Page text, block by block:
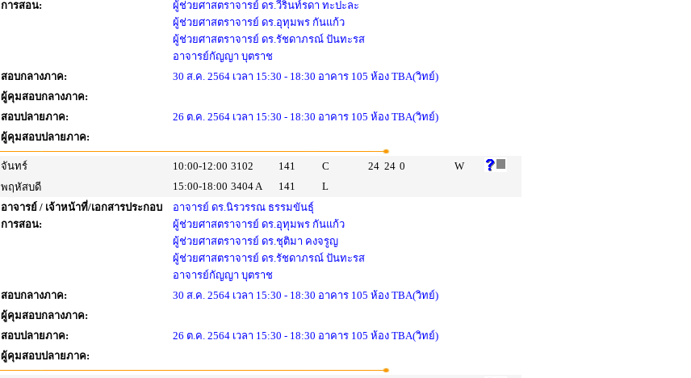
การสอน:
ผู้ช่วยศาสตราจารย์ ดร.วีรินท์รดา ทะปะละ
ผู้ช่วยศาสตราจารย์ ดร.อุทุมพร กันแก้ว
ผู้ช่วยศาสตราจารย์ ดร.รัชดาภรณ์ ปันทะรส
อาจารย์กัญญา บุตราช
สอบกลางภาค:
30 ส.ค. 2564 เวลา 15:30 - 18:30 อาคาร 105 ห้อง TBA(วิทย์)
ผู้คุมสอบกลางภาค:
สอบปลายภาค:
26 ต.ค. 2564 เวลา 15:30 - 18:30 อาคาร 105 ห้อง TBA(วิทย์)
ผู้คุมสอบปลายภาค:
จันทร์ 10:00-12:00 3102 141 C 24 24 0
W
พฤหัสบดี
15:00-18:00 3404 A 141
L
อาจารย์ / เจ้าหน้าที่/เอกสารประกอบ
การสอน:
อาจารย์ ดร.นิรวรรณ ธรรมขันธุ์
ผู้ช่วยศาสตราจารย์ ดร.อุทุมพร กันแก้ว
ผู้ช่วยศาสตราจารย์ ดร.ชุติมา คงจรูญ
ผู้ช่วยศาสตราจารย์ ดร.รัชดาภรณ์ ปันทะรส
อาจารย์กัญญา บุตราช
สอบกลางภาค:
30 ส.ค. 2564 เวลา 15:30 - 18:30 อาคาร 105 ห้อง TBA(วิทย์)
ผู้คุมสอบกลางภาค:
สอบปลายภาค:
26 ต.ค. 2564 เวลา 15:30 - 18:30 อาคาร 105 ห้อง TBA(วิทย์)
ผู้คุมสอบปลายภาค: